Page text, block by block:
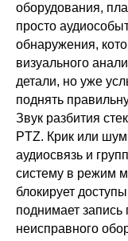
оборудования,
просто
обнаружения,
визуального
детали, но уже
поднять
Звук разбития
PTZ. Крик или
аудиосвязь и
систему в режим
блокирует
поднимает запись
неисправного